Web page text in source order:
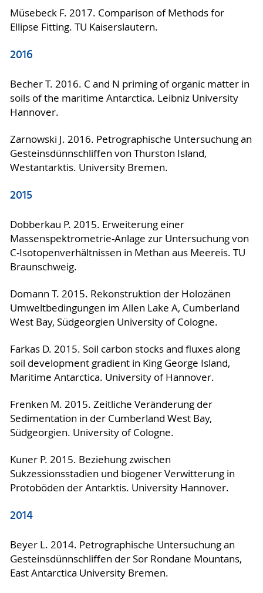
Müsebeck F. 2017. Comparison of Methods for
Ellipse Fitting. TU Kaiserslautern.
2016
Becher T. 2016. C and N priming of organic matter in
soils of the maritime Antarctica. Leibniz University
Hannover.
Zarnowski J. 2016. Petrographische Untersuchung an
Gesteinsdünnschliffen von Thurston Island,
Westantarktis. University Bremen.
2015
Dobberkau P. 2015. Erweiterung einer
Massenspektrometrie-Anlage zur Untersuchung von
C-Isotopenverhältnissen in Methan aus Meereis. TU
Braunschweig.
Domann T. 2015. Rekonstruktion der Holozänen
Umweltbedingungen im Allen Lake A, Cumberland
West Bay, Südgeorgien University of Cologne.
Farkas D. 2015. Soil carbon stocks and fluxes along
soil development gradient in King George Island,
Maritime Antarctica. University of Hannover.
Frenken M. 2015. Zeitliche Veränderung der
Sedimentation in der Cumberland West Bay,
Südgeorgien. University of Cologne.
Kuner P. 2015. Beziehung zwischen
Sukzessionsstadien und biogener Verwitterung in
Protoböden der Antarktis. University Hannover.
2014
Beyer L. 2014. Petrographische Untersuchung an
Gesteinsdünnschliffen der Sor Rondane Mountans,
East Antarctica University Bremen.